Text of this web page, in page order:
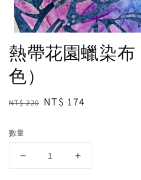
熱帶花園蠟染
色）
Regular
NT$ 220 Sale
NT$ 174
數量